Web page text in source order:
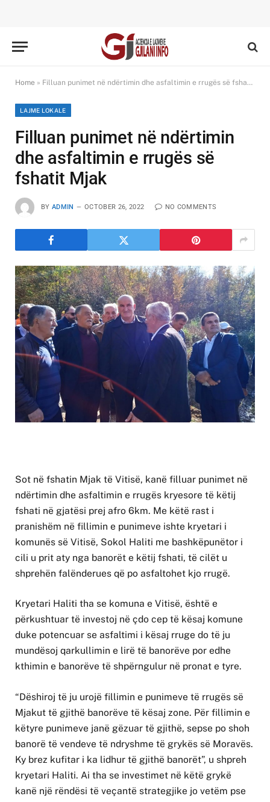
Home » Filluan punimet në ndërtimin dhe asfaltimin e rrugës së fshatit Mjak
LAJME LOKALE
Filluan punimet në ndërtimin
dhe asfaltimin e rrugës së
fshatit Mjak
BY ADMIN OCTOBER 26, 2022 NO COMMENTS
Sot në fshatin Mjak të Vitisë, kanë filluar punimet në
ndërtimin dhe asfaltimin e rrugës kryesore të këtij
fshati në gjatësi prej afro 6km. Me këtë rast i
pranishëm në fillimin e punimeve ishte kryetari i
komunës së Vitisë, Sokol Haliti me bashkëpunëtor i
cili u prit aty nga banorët e këtij fshati, të cilët u
shprehën falënderues që po asfaltohet kjo rrugë.
Kryetari Haliti tha se komuna e Vitisë, është e
përkushtuar të investoj në çdo cep të kësaj komune
duke potencuar se asfaltimi i kësaj rruge do të ju
mundësoj qarkullimin e lirë të banorëve por edhe
kthimin e banorëve të shpërngulur në pronat e tyre.
“Dëshiroj të ju urojë fillimin e punimeve të rrugës së
Mjakut të gjithë banorëve të kësaj zone. Për fillimin e
këtyre punimeve janë gëzuar të gjithë, sepse po shoh
banorë të vendeve të ndryshme të grykës së Moravës.
Ky brez kufitar i ka lidhur të gjithë banorët”, u shpreh
kryetari Haliti. Ai tha se investimet në këtë grykë
kanë një rëndësi të veçantë strategjike jo vetëm pse